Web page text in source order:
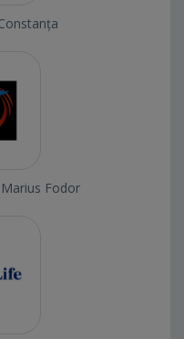
Fodor